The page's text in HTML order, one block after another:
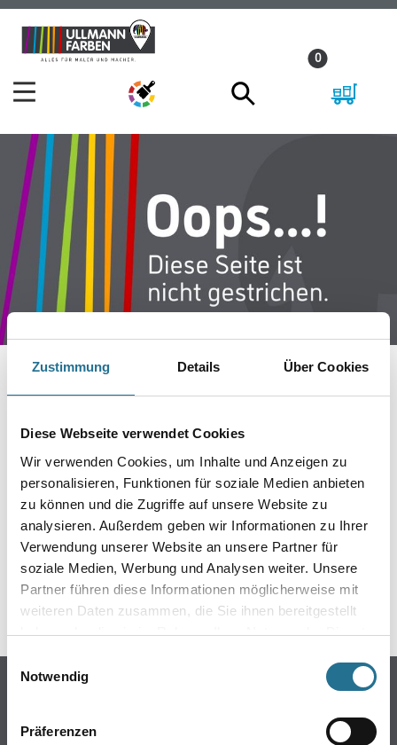
Zustimmung Details Über Cookies
Diese Webseite verwendet Cookies
Wir verwenden Cookies, um Inhalte und Anzeigen zu
personalisieren, Funktionen für soziale Medien anbieten
zu können und die Zugriffe auf unsere Website zu
analysieren. Außerdem geben wir Informationen zu Ihrer
Verwendung unserer Website an unsere Partner für
soziale Medien, Werbung und Analysen weiter. Unsere
Partner führen diese Informationen möglicherweise mit
weiteren Daten zusammen, die Sie ihnen bereitgestellt
haben oder die sie im Rahmen Ihrer Nutzung der Dienste
Einwilligungsauswahl
Notwendig
Präferenzen
Zum
Inhalt
Zum
Navigationsmenü
0
IST AUFGETRETEN
Keine Sorge, wir pinseln schon an der Lösung und
werden das Problem so schnell wie möglich beheben.
Erkunden Sie in der Zwischenzeit unseren Online-Shop
und lassen Sie sich inspirieren.
ZURÜCK ZUM ONLINE-SHOP
Online-Shop